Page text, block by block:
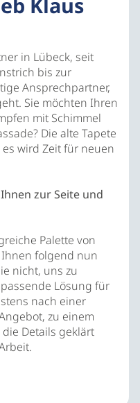
in Lübeck, seit
bis zur
Ansprechpartner,
Sie möchten Ihren
mit Schimmel
Die alte Tapete
wird Zeit für neuen
zur Seite und
Palette von
folgend nun
nicht, uns zu
Lösung für
nach einer
zu einem
Details geklärt